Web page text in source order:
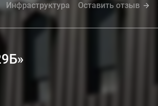
Инфраструктура Оставить отзыв